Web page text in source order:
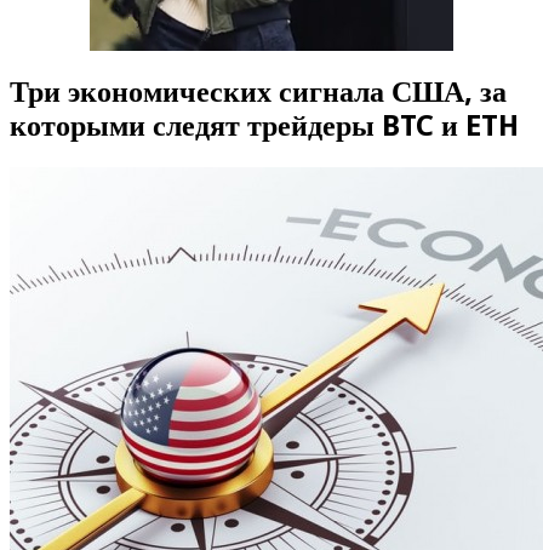
Три экономических сигнала США, за
которыми следят трейдеры BTC и ETH